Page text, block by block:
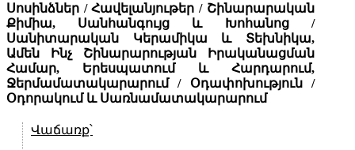
Սոսինձներ / Հավելանյութեր / Շինարարական
Քիմիա, Սանհանգույց և Խոհանոց /
Սանիտարական Կերամիկա և Տեխնիկա,
Ամեն Ինչ Շինարարության Իրականացման
Համար, Երեսպատում և Հարդարում,
Ջերմամատակարարում / Օդափոխություն /
Օդորակում և Սառնամատակարարում
Վաճառք՝